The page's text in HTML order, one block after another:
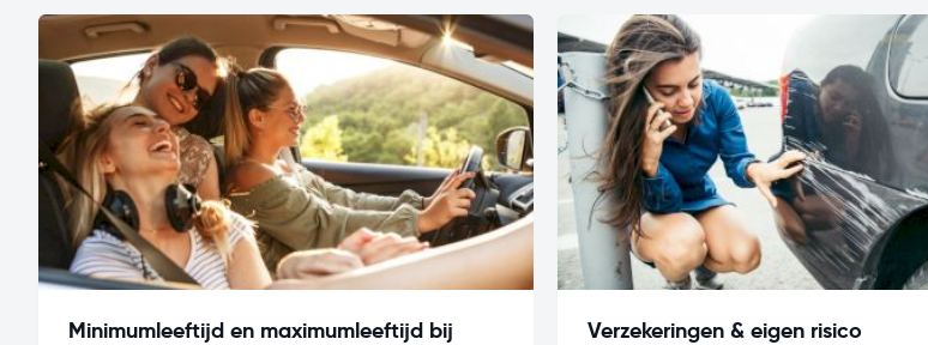
Minimumleeftijd en maximumleeftijd bij
Verzekeringen & eigen risico